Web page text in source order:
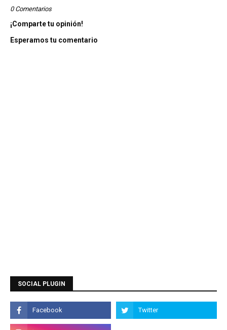
0 Comentarios
¡Comparte tu opinión!
Esperamos tu comentario
SOCIAL PLUGIN